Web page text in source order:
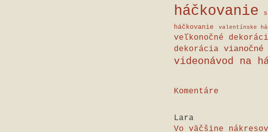
háčkovanie
háčkovanie
valentínske
veľkonočné
dekorácia
vianočné
videonávod na
Komentáre
Lara
Vo väčšine nákresov